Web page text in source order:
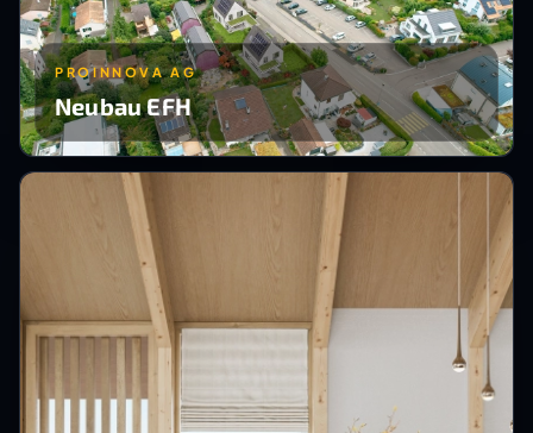
PROINNOVA AG
Neubau EFH